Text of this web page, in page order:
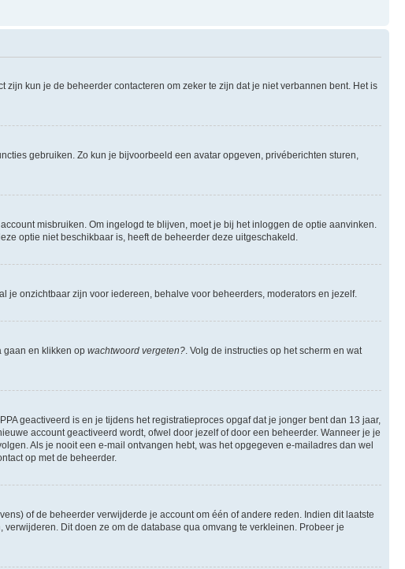
kun je de beheerder contacteren om zeker te zijn dat je niet verbannen bent. Het is
gebruiken. Zo kun je bijvoorbeeld een avatar opgeven, privéberichten sturen,
misbruiken. Om ingelogd te blijven, moet je bij het inloggen de optie aanvinken.
optie niet beschikbaar is, heeft de beheerder deze uitgeschakeld.
je onzichtbaar zijn voor iedereen, behalve voor beheerders, moderators en jezelf.
gaan en klikken op wachtwoord vergeten?. Volg de instructies op het scherm en wat
geactiveerd is en je tijdens het registratieproces opgaf dat je jonger bent dan 13 jaar,
account geactiveerd wordt, ofwel door jezelf of door een beheerder. Wanneer je je
Als je nooit een e-mail ontvangen hebt, was het opgegeven e-mailadres dan wel
op met de beheerder.
of de beheerder verwijderde je account om één of andere reden. Indien dit laatste
Dit doen ze om de database qua omvang te verkleinen. Probeer je